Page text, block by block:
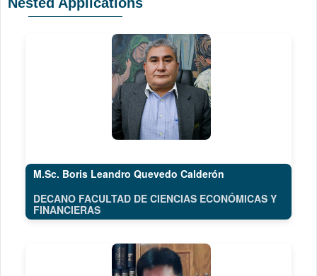
M.Sc. Boris Leandro Quevedo Calderón
DECANO FACULTAD DE CIENCIAS ECONÓMICAS Y
FINANCIERAS